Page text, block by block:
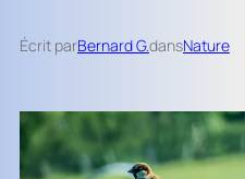
Écrit parBernard G.dansNature